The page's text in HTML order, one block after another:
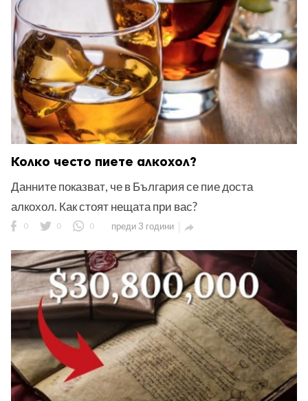
Колко често пиете алкохол?
Данните показват, че в България се пие доста
алкохол. Как стоят нещата при вас?
0 0 0 преди 3 години 